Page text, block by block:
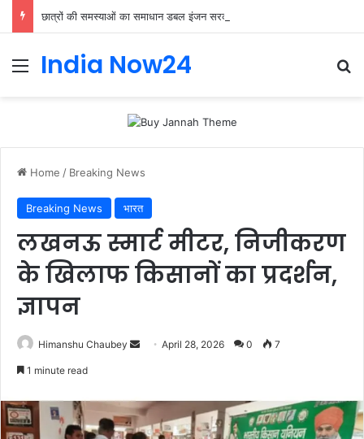
India Now24
Home / Breaking News
Breaking News भारत
लखनऊ स्मार्ट मीटर, निजीकरण
के खिलाफ किसानों का प्रदर्शन,
ज्ञापन
Himanshu Chaubey April 28, 2026 0 7
1 minute read